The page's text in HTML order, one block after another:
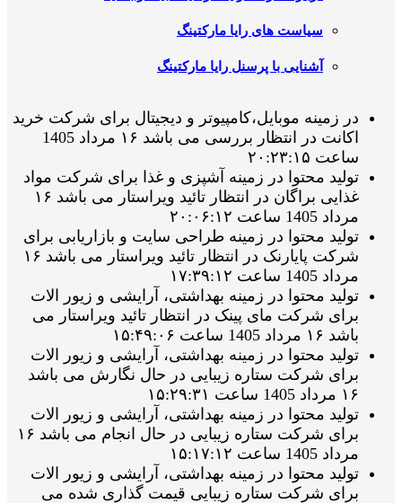
سیاست های رایا مارکتینگ
آشنایی با پرسنل رایا مارکتینگ
در زمینه موبایل،کامپیوتر و دیجیتال برای شرکت خرید
اکانت در انتظار بررسی می باشد ۱۶ مرداد 1405
ساعت ۲۰:۲۳:۱۵
تولید محتوا در زمینه آشپزی و غذا برای شرکت مواد
غذایی براگان در انتظار تائید ویراستار می باشد ۱۶
مرداد 1405 ساعت ۲۰:۰۶:۱۲
تولید محتوا در زمینه طراحی سایت و بازاریابی برای
شرکت پایارنک در انتظار تائید ویراستار می باشد ۱۶
مرداد 1405 ساعت ۱۷:۳۹:۱۲
تولید محتوا در زمینه بهداشتی، آرایشی و زیور الات
برای شرکت مای پینک در انتظار تائید ویراستار می
باشد ۱۶ مرداد 1405 ساعت ۱۵:۴۹:۰۶
تولید محتوا در زمینه بهداشتی، آرایشی و زیور الات
برای شرکت ستاره زیبایی در حال نگارش می باشد
۱۶ مرداد 1405 ساعت ۱۵:۲۹:۳۱
تولید محتوا در زمینه بهداشتی، آرایشی و زیور الات
برای شرکت ستاره زیبایی در حال انجام می باشد ۱۶
مرداد 1405 ساعت ۱۵:۱۷:۱۲
تولید محتوا در زمینه بهداشتی، آرایشی و زیور الات
برای شرکت ستاره زیبایی قیمت گذاری شده می